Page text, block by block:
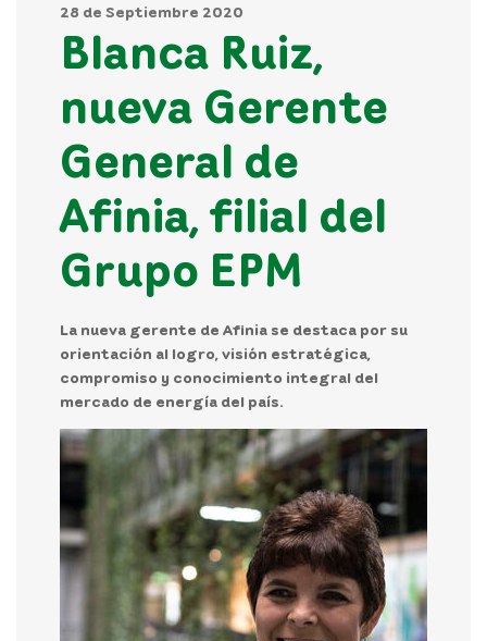
28 de Septiembre 2020
Blanca Ruiz,
nueva Gerente
General de
Afinia, filial del
Grupo EPM
La nueva gerente de Afinia se destaca por su
orientación al logro, visión estratégica,
compromiso y conocimiento integral del
mercado de energía del país.